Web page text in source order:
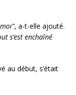
, a-t-elle ajouté.
s’est enchaîné
au début, s’était